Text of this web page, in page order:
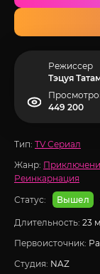
Режиссер
Тэцуя
449 200
Тип: TV Сериал
Жанр:
Реинкарнация
Статус:
Вышел
Длительность: 23
Первоисточник:
Студия: NAZ